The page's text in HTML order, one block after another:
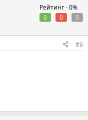
Рейтинг -0%
0
0 0
#6